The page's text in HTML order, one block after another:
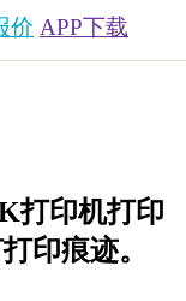
价 APP下载
打印机打印
印痕迹。